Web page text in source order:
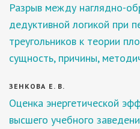
Разрыв между наглядно-
дедуктивной логикой при
треугольников к теории
сущность, причины,
ЗЕНКОВА Е. В.
Оценка энергетической
высшего учебного